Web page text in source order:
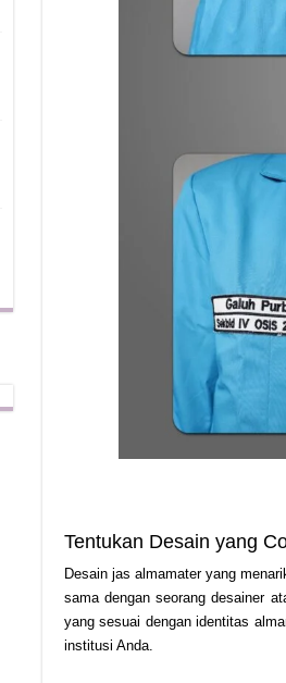
Tentukan Desain yang
Desain jas almamater yang
sama dengan seorang desainer
yang sesuai dengan identitas
institusi Anda.